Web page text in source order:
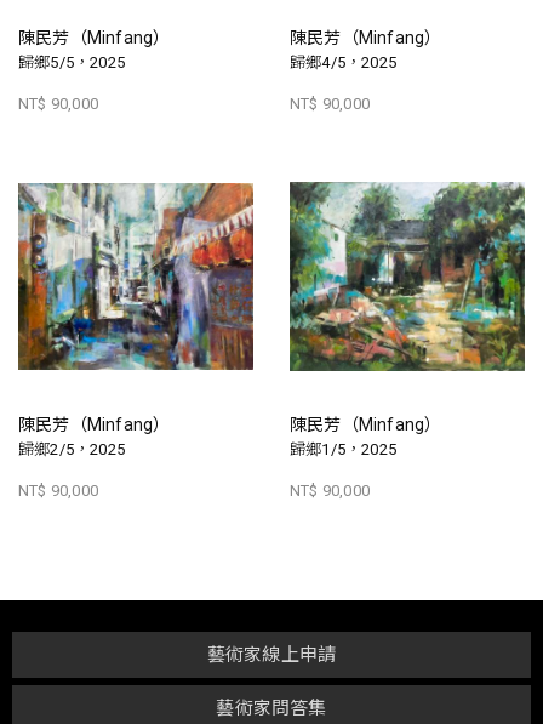
陳民芳（Minfang）
歸鄉5/5，2025
NT$ 90,000
陳民芳（Minfang）
歸鄉4/5，2025
NT$ 90,000
陳民芳（Minfang）
歸鄉2/5，2025
NT$ 90,000
陳民芳（Minfang）
歸鄉1/5，2025
NT$ 90,000
藝術家問答集
藝術家線上申請